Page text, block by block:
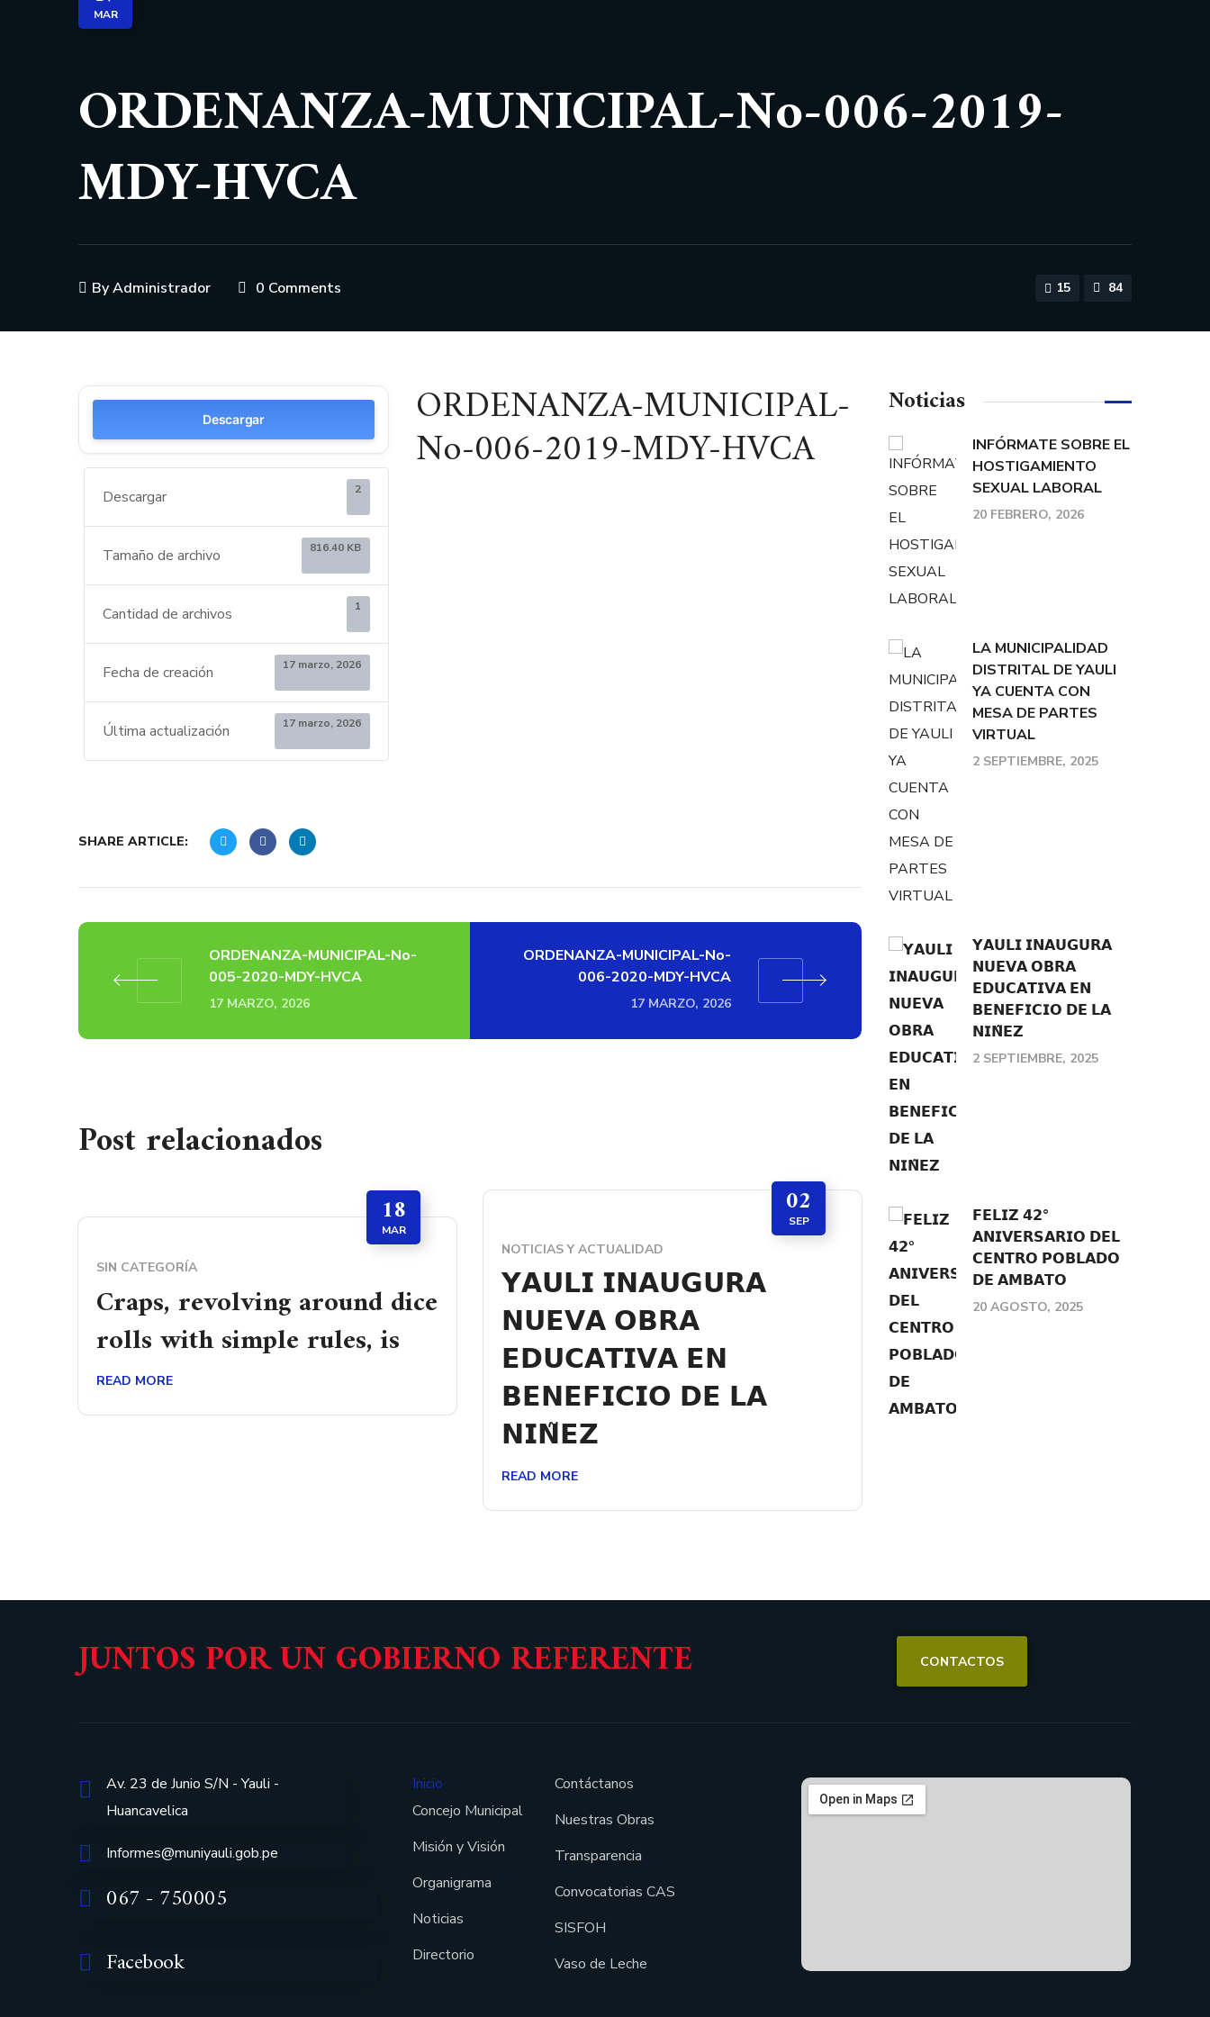
MAR
ORDENANZA-MUNICIPAL-No-006-2019-
MDY-HVCA
ByAdministrador 0 Comments 15 84
Descargar
Descargar 2
Tamaño de archivo 816.40 KB
Cantidad de archivos 1
Fecha de creación 17 marzo, 2026
Última actualización 17 marzo, 2026
ORDENANZA-MUNICIPAL-
No-006-2019-MDY-HVCA
SHARE ARTICLE:
ORDENANZA-MUNICIPAL-No-
005-2020-MDY-HVCA
17 MARZO, 2026
ORDENANZA-MUNICIPAL-No-
006-2020-MDY-HVCA
17 MARZO, 2026
Post relacionados
18
MAR
SIN CATEGORÍA
Craps, revolving around dice
rolls with simple rules, is
READ MORE
02
SEP
NOTICIAS Y ACTUALIDAD
𝗬𝗔𝗨𝗟𝗜 𝗜𝗡𝗔𝗨𝗚𝗨𝗥𝗔
𝗡𝗨𝗘𝗩𝗔 𝗢𝗕𝗥𝗔
𝗘𝗗𝗨𝗖𝗔𝗧𝗜𝗩𝗔 𝗘𝗡
𝗕𝗘𝗡𝗘𝗙𝗜𝗖𝗜𝗢 𝗗𝗘 𝗟𝗔
𝗡𝗜𝗡̃𝗘𝗭
READ MORE
Noticias
INFÓRMATE SOBRE EL
HOSTIGAMIENTO
SEXUAL LABORAL
20 FEBRERO, 2026
LA MUNICIPALIDAD
DISTRITAL DE YAULI
YA CUENTA CON
MESA DE PARTES
VIRTUAL
2 SEPTIEMBRE, 2025
𝗬𝗔𝗨𝗟𝗜 𝗜𝗡𝗔𝗨𝗚𝗨𝗥𝗔
𝗡𝗨𝗘𝗩𝗔 𝗢𝗕𝗥𝗔
𝗘𝗗𝗨𝗖𝗔𝗧𝗜𝗩𝗔 𝗘𝗡
𝗕𝗘𝗡𝗘𝗙𝗜𝗖𝗜𝗢 𝗗𝗘 𝗟𝗔
𝗡𝗜𝗡̃𝗘𝗭
2 SEPTIEMBRE, 2025
𝗙𝗘𝗟𝗜𝗭 𝟰𝟮°
𝗔𝗡𝗜𝗩𝗘𝗥𝗦𝗔𝗥𝗜𝗢 𝗗𝗘𝗟
𝗖𝗘𝗡𝗧𝗥𝗢 𝗣𝗢𝗕𝗟𝗔𝗗𝗢
𝗗𝗘 𝗔𝗠𝗕𝗔𝗧𝗢
20 AGOSTO, 2025
JUNTOS POR UN GOBIERNO REFERENTE CONTACTOS
Av. 23 de Junio S/N - Yauli -
Huancavelica
Informes@muniyauli.gob.pe
067 - 750005
Facebook
Inicio
Concejo Municipal
Misión y Visión
Organigrama
Noticias
Directorio
Contáctanos
Nuestras Obras
Transparencia
Convocatorias CAS
SISFOH
Vaso de Leche